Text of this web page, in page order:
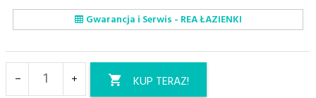
Gwarancja i Serwis - REA ŁAZIENKI
KUP TERAZ!